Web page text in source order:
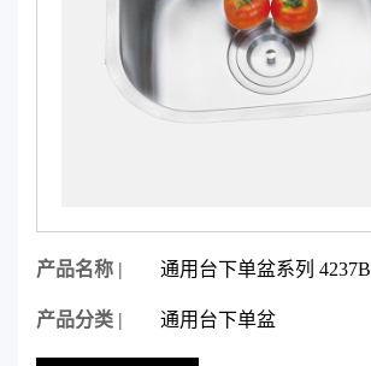
产品名称 | 通用台下单盆系列 4237B
产品分类 | 通用台下单盆